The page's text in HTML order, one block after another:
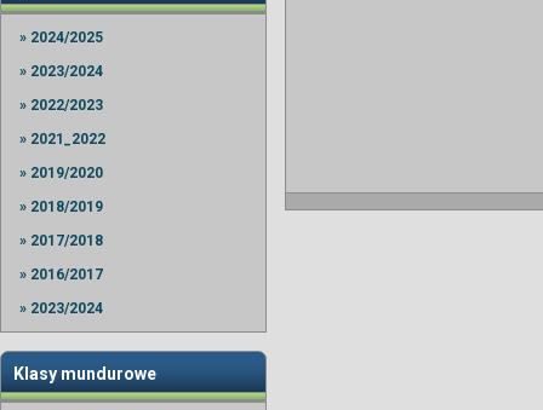
» 2024/2025
» 2023/2024
» 2022/2023
» 2021_2022
» 2019/2020
» 2018/2019
» 2017/2018
» 2016/2017
» 2023/2024
Klasy mundurowe